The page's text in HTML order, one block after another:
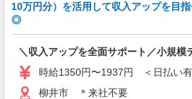
10万円分）を活用して収入アップを目
◎
＼収入アップを全面サポート／小規模
時給1350円〜1937円 ＜日払い
柳井市 ＊来社不要